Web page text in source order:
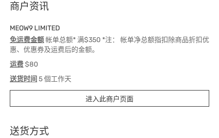
商户资讯
MEOW9 LIMITED
免运费金额帐单总额* 满$350 *注： 帐单净总额指扣除商品折扣优
惠、优惠券及运费后的金额。
运费$80
送货时间 5 個工作天
进入此商户页面
送货方式